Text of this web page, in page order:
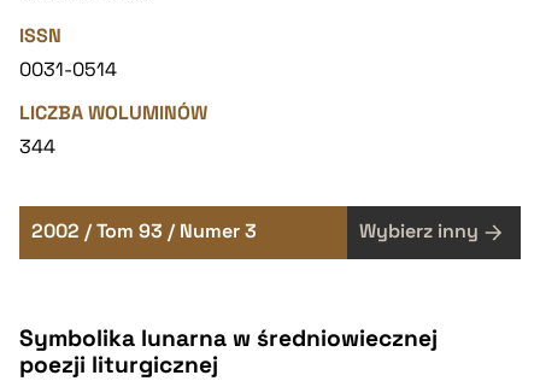
ISSN
0031-0514
LICZBA WOLUMINÓW
344
2002 / Tom 93 / Numer 3 Wybierz inny
Symbolika lunarna w średniowiecznej
poezji liturgicznej